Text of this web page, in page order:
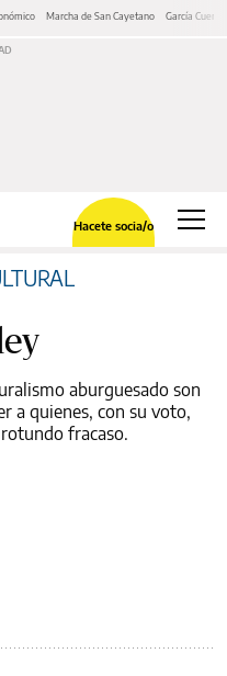
Marcha de San Cayetano García Cuerva
Hacete socia/o
aburguesado son
a quienes, con su voto,
fracaso.